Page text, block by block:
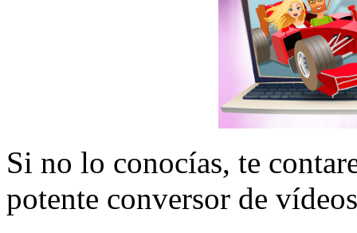
Si no lo conocías, te
potente conversor de